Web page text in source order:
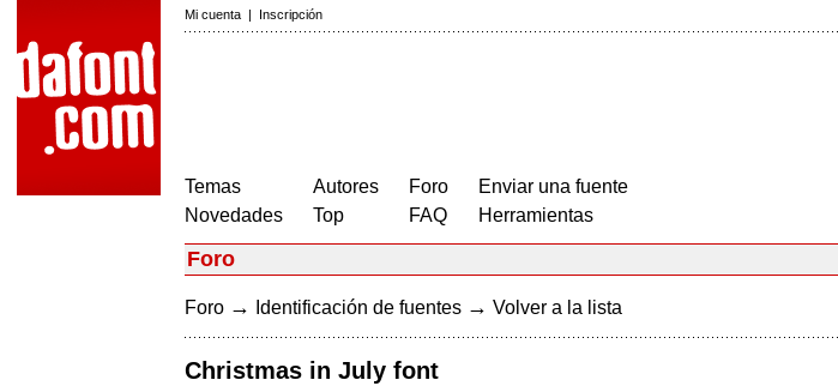
Mi cuenta | Inscripción
Temas
Novedades
Autores
Top
Foro
FAQ
Enviar una fuente
Herramientas
Foro
Foro → Identificación de fuentes → Volver a la lista
Christmas in July font